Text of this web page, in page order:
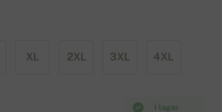
XL 2XL 3XL 4XL
I lager